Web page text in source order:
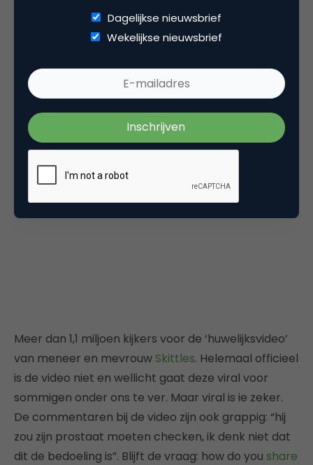
Skittles “Newlyweds”
Meer dan 1,1 miljoen kijkers voor de ‘huwelijksvideo’
van meneer en mevrouw Skittles. Helemaal officieel
is de video niet en wellicht gaat deze viral voor
sommigen onder ons te ver. Maar viral is ie zeker.
De commentaren bij de video zijn ook grappig: “hij
zou zijn prostaat moeten checken, ik denk niet dat
dit de bedoeling is”. Blijft de vraag: how do you share
Dagelijkse nieuwsbrief
Wekelijkse nieuwsbrief